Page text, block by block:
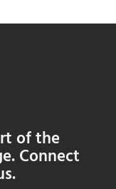
of the
Connect